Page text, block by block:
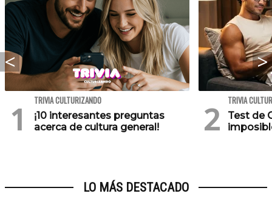
TRIVIA CULTURIZANDO
¡10 interesantes preguntas
acerca de cultura general!
TRIVIA
Test de
LO MÁS DESTACADO